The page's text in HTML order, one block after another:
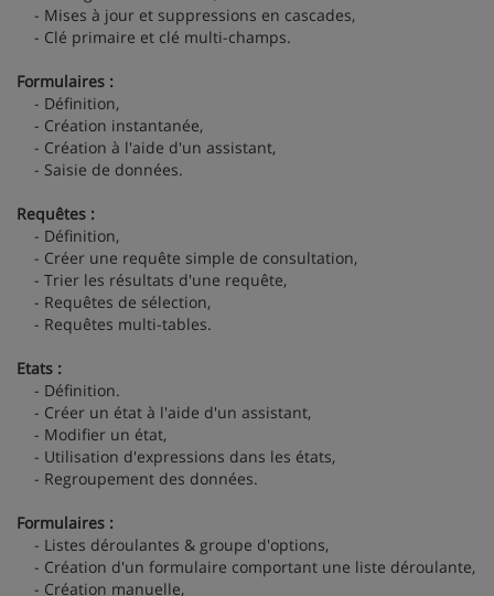
- Mises à jour et suppressions en cascades,
- Clé primaire et clé multi-champs.
Formulaires :
- Définition,
- Création instantanée,
- Création à l'aide d'un assistant,
- Saisie de données.
Requêtes :
- Définition,
- Créer une requête simple de consultation,
- Trier les résultats d'une requête,
- Requêtes de sélection,
- Requêtes multi-tables.
Etats :
- Définition.
- Créer un état à l'aide d'un assistant,
- Modifier un état,
- Utilisation d'expressions dans les états,
- Regroupement des données.
Formulaires :
- Listes déroulantes & groupe d'options,
- Création d'un formulaire comportant une liste déroulante,
- Création manuelle,